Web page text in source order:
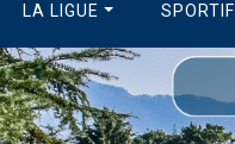
LA LIGUE SPORTIF